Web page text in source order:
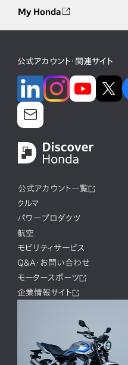
My Honda
公式アカウント・関連サイト
公式アカウント一覧
クルマ
パワープロダクツ
航空
モビリティサービス
Q&A・お問い合わせ
モータースポーツ
企業情報サイト